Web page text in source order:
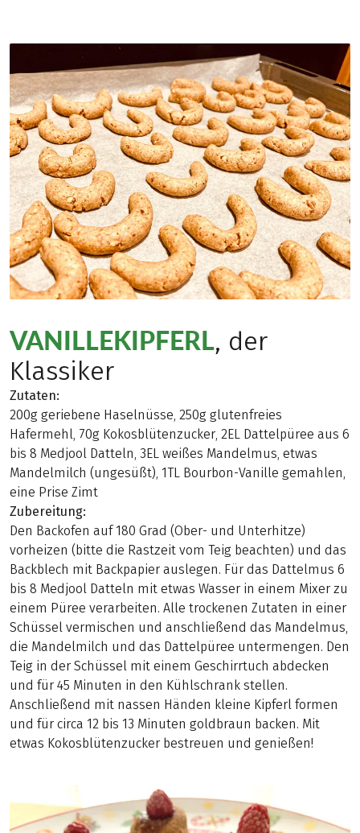
VANILLEKIPFERL, der
Klassiker
Zutaten:
200g geriebene Haselnüsse, 250g glutenfreies
Hafermehl, 70g Kokosblütenzucker, 2EL Dattelpüree aus 6
bis 8 Medjool Datteln, 3EL weißes Mandelmus, etwas
Mandelmilch (ungesüßt), 1TL Bourbon-Vanille gemahlen,
eine Prise Zimt
Zubereitung:
Den Backofen auf 180 Grad (Ober- und Unterhitze)
vorheizen (bitte die Rastzeit vom Teig beachten) und das
Backblech mit Backpapier auslegen. Für das Dattelmus 6
bis 8 Medjool Datteln mit etwas Wasser in einem Mixer zu
einem Püree verarbeiten. Alle trockenen Zutaten in einer
Schüssel vermischen und anschließend das Mandelmus,
die Mandelmilch und das Dattelpüree untermengen. Den
Teig in der Schüssel mit einem Geschirrtuch abdecken
und für 45 Minuten in den Kühlschrank stellen.
Anschließend mit nassen Händen kleine Kipferl formen
und für circa 12 bis 13 Minuten goldbraun backen. Mit
etwas Kokosblütenzucker bestreuen und genießen!